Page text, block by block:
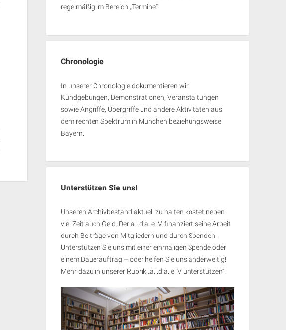
regelmäßig im Bereich „Termine“.
Chronologie
In unserer Chronologie dokumentieren wir
Kundgebungen, Demonstrationen, Veranstaltungen
sowie Angriffe, Übergriffe und andere Aktivitäten aus
dem rechten Spektrum in München beziehungsweise
Bayern.
Unterstützen Sie uns!
Unseren Archivbestand aktuell zu halten kostet neben
viel Zeit auch Geld. Der a.i.d.a. e. V. finanziert seine Arbeit
durch Beiträge von Mitgliedern und durch Spenden.
Unterstützen Sie uns mit einer einmaligen Spende oder
einem Dauerauftrag – oder helfen Sie uns anderweitig!
Mehr dazu in unserer Rubrik „a.i.d.a. e. V unterstützen“.